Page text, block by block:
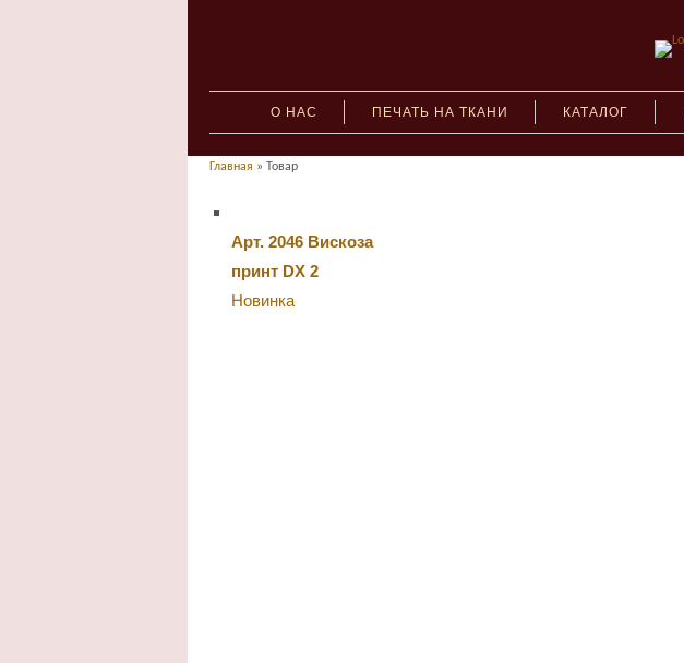
О НАС ПЕЧАТЬ НА ТКАНИ КАТАЛОГ
Главная » Товар
Арт. 2046 Вискоза
принт DX 2
Новинка